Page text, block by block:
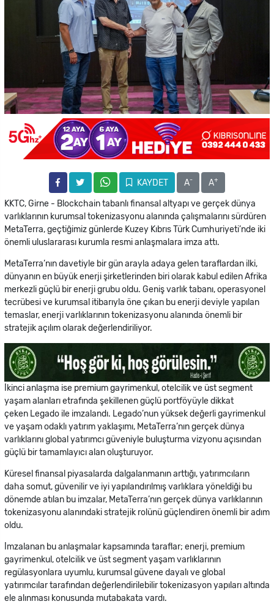
KAYDET A- A+
KKTC, Girne - Blockchain tabanlı finansal altyapı ve gerçek dünya
varlıklarının kurumsal tokenizasyonu alanında çalışmalarını sürdüren
MetaTerra, geçtiğimiz günlerde Kuzey Kıbrıs Türk Cumhuriyeti’nde iki
önemli uluslararası kurumla resmi anlaşmalara imza attı.
MetaTerra’nın davetiyle bir gün arayla adaya gelen taraflardan ilki,
dünyanın en büyük enerji şirketlerinden biri olarak kabul edilen Afrika
merkezli güçlü bir enerji grubu oldu. Geniş varlık tabanı, operasyonel
tecrübesi ve kurumsal itibarıyla öne çıkan bu enerji deviyle yapılan
temaslar, enerji varlıklarının tokenizasyonu alanında önemli bir
stratejik açılım olarak değerlendiriliyor.
İkinci anlaşma ise premium gayrimenkul, otelcilik ve üst segment
yaşam alanları etrafında şekillenen güçlü portföyüyle dikkat
çeken Legado ile imzalandı. Legado’nun yüksek değerli gayrimenkul
ve yaşam odaklı yatırım yaklaşımı, MetaTerra’nın gerçek dünya
varlıklarını global yatırımcı güveniyle buluşturma vizyonu açısından
güçlü bir tamamlayıcı alan oluşturuyor.
Küresel finansal piyasalarda dalgalanmanın arttığı, yatırımcıların
daha somut, güvenilir ve iyi yapılandırılmış varlıklara yöneldiği bu
dönemde atılan bu imzalar, MetaTerra’nın gerçek dünya varlıklarının
tokenizasyonu alanındaki stratejik rolünü güçlendiren önemli bir adım
oldu.
İmzalanan bu anlaşmalar kapsamında taraflar; enerji, premium
gayrimenkul, otelcilik ve üst segment yaşam varlıklarının
regülasyonlara uyumlu, kurumsal güvene dayalı ve global
yatırımcılar tarafından değerlendirilebilir tokenizasyon yapıları altında
ele alınması konusunda mutabakata vardı.